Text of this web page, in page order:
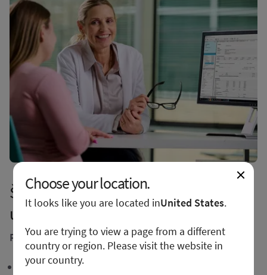
Šablony vyšetření ViewPoint 6 pro
ultrazvuk v rámci zdraví žen
Porodnictví
Časné těhotenství
Choose your location.
It looks like you are located inUnited States.
You are trying to view a page from a different
country or region. Please visit the website in
your country.